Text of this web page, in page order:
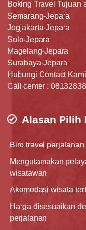
Boking Travel Tujuan
Semarang-Jepara
Jogjakarta-Jepara
Solo-Jepara
Magelang-Jepara
Surabaya-Jepara
Hubungi Contact
Call center :
Alasan Pilih
Biro travel
Mengutamakan
wisatawan
Akomodasi wisata
Harga disesuaikan
perjalanan